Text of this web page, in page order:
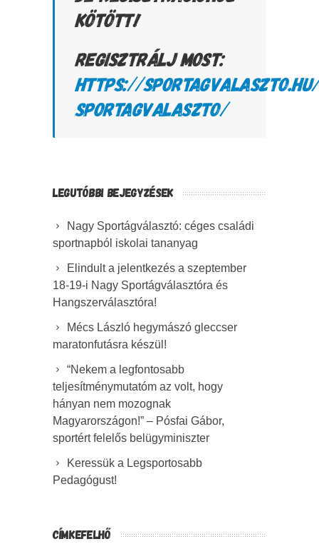
KÖTÖTT!
REGISZTRÁLJ MOST:
HTTPS://
SPORTAGVALASZTO/
LEGUTÓBBI BEJEGYZÉSEK
Nagy Sportágválasztó: céges családi
sportnapból iskolai tananyag
Elindult a jelentkezés a szeptember
18-19-i Nagy Sportágválasztóra és
Hangszerválasztóra!
Mécs László hegymászó gleccser
maratonfutásra készül!
“Nekem a legfontosabb
teljesítménymutatóm az volt, hogy
hányan nem mozognak
Magyarországon!” – Pósfai Gábor,
sportért felelős belügyminiszter
Keressük a Legsportosabb
Pedagógust!
CÍMKEFELHŐ